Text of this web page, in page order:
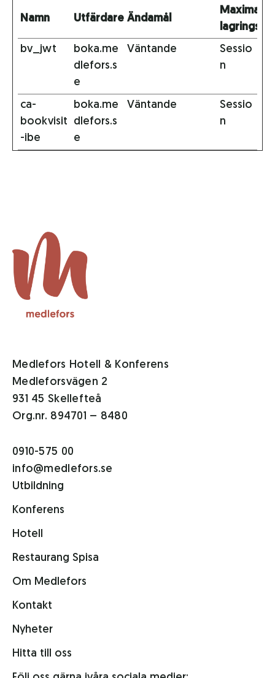
Namn Utfärdare Ändamål
Maximal
lagringstid
bv_jwt
boka.me
dlefors.s
e
Väntande
Sessio
n
ca-
bookvisit
-ibe
boka.me
dlefors.s
e
Väntande
Sessio
n
Medlefors Hotell & Konferens
Medleforsvägen 2
931 45 Skellefteå
Org.nr. 894701 – 8480
0910-575 00
info@medlefors.se
Utbildning
Konferens
Hotell
Restaurang Spisa
Om Medlefors
Kontakt
Nyheter
Hitta till oss